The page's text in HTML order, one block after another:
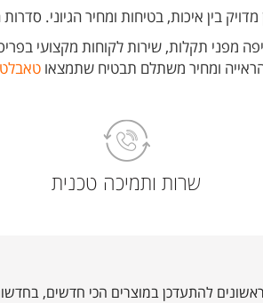
בין איכות, בטיחות ומחיר הגיוני.
מפני תקלות, שירות לקוחות מקצועי
ומחיר משתלם תבטיח שתמצאו טאבלט
שרות ותמיכה טכנית
להתעדכן במוצרים הכי חדשים,